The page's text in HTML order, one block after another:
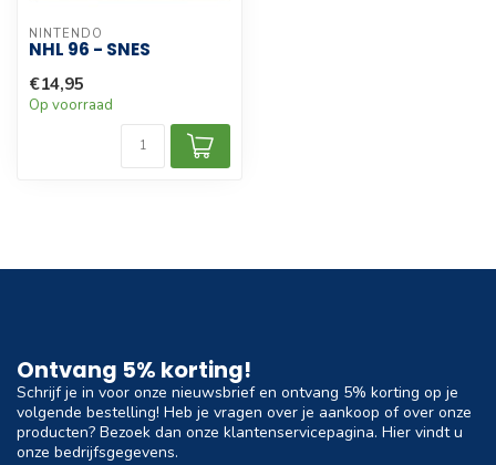
NINTENDO
NHL 96 - SNES
€14,95
Op voorraad
Ontvang 5% korting!
Schrijf je in voor onze nieuwsbrief en ontvang 5% korting op je
volgende bestelling! Heb je vragen over je aankoop of over onze
producten? Bezoek dan onze klantenservicepagina. Hier vindt u
onze bedrijfsgegevens.